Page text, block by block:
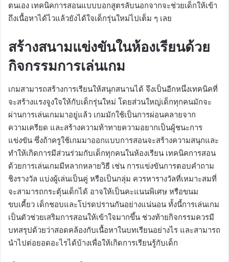
ตนเอง เทคนิคการสอนแบบบอกสูตรลับนอกจากจะช่วยเด็กให้เข้า
ถึงเนื้อหาได้ไวแล้วยังได้ใจเด็กรุ่นใหม่ไปเต็ม ๆ เลย
สร้างสนามแข่งขันในห้องเรียนด้วย
กิจกรรมการเล่นเกม
เกมสามารถสร้างการเรียนให้สนุกสนานได้ จึงเป็นอีกหนึ่งเทคนิคที่
จะสร้างแรงจูงใจให้กับเด็กรุ่นใหม่ โดยส่วนใหญ่เด็กทุกคนมักจะ
ผ่านการเล่นเกมมาอยู่แล้ว เกมมักใช้เป็นการผ่อนคลายจาก
ความเครียด และสร้างความท้าทายความอยากเป็นผู้ชนะการ
แข่งขัน ซึ่งถ้าครูใช้เกมมาออกแบบการสอนจะสร้างความสนุกและ
ทำให้เกิดการมีส่วนร่วมกับเด็กทุกคนในห้องเรียน เทคนิคการสอน
ด้วยการเล่นเกมมีหลากหลายวิธี เช่น การแข่งขันการตอบคำถาม
ชิงรางวัล แบ่งผู้เล่นเป็นคู่ หรือเป็นกลุ่ม ควรหารางวัลที่เหมาะสมที่
จะสามารถกระตุ้นเด็กได้ อาจให้เป็นคะแนนพิเศษ หรือขนม
ขบเคี้ยว เด็กชอบและโปรดปรานกันอย่างแน่นอน ทั้งนี้การเล่นเกม
เป็นตัวช่วยเสริมการสอนให้เข้าใจมากขึ้น ช่วงท้ายกิจกรรมควรมี
บทสรุปด้วยว่าสอดคล้องกับเนื้อหาในบทเรียนอย่างไร และสามารถ
นำไปต่อยอดอะไรได้บ้างเพื่อให้เกิดการเรียนรู้กับเด็ก